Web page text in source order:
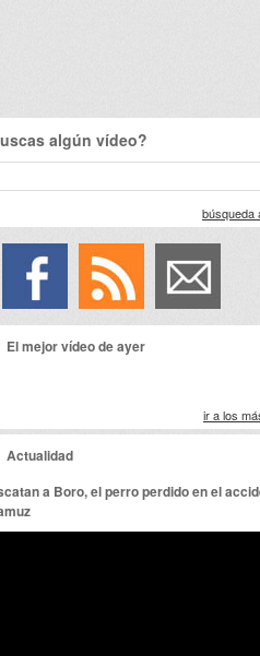
algún vídeo?
búsqueda
El mejor vídeo de ayer
ir a los
Actualidad
a Boro, el perro perdido en el